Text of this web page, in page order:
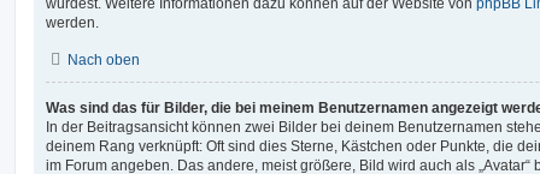
werden.
Nach oben
Was sind das für Bilder, die bei meinem Benutzernamen angezeigt
In der Beitragsansicht können zwei Bilder bei deinem Benutzernamen
deinem Rang verknüpft: Oft sind dies Sterne, Kästchen oder Punkte, die
im Forum angeben. Das andere, meist größere, Bild wird auch als